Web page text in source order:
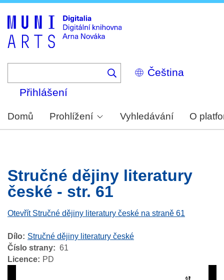
Select
your
Přihlášení
Domů Prohlížení Vyhledávání O
Stručné dějiny literatury
české - str. 61
Otevřít Stručné dějiny literatury české na straně 61
Dílo
Stručné dějiny literatury české
Číslo strany
61
Licence
PD